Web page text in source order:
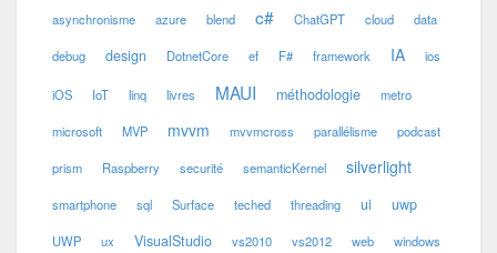
asynchronisme azure blend c# ChatGPT cloud data
debug design DotnetCore ef F# framework IA ios
iOS IoT linq livres MAUI méthodologie metro
microsoft MVP mvvm mvvmcross parallélisme podcast
prism Raspberry securité semanticKernel silverlight
smartphone sql Surface teched threading ui uwp
UWP ux VisualStudio vs2010 vs2012 web windows